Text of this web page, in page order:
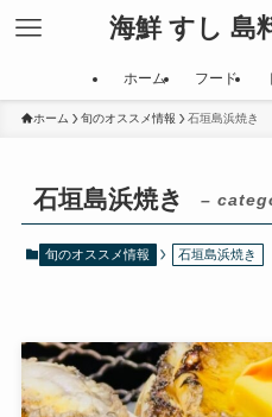
海鮮 すし 島
ホーム フード
ホーム 旬のオススメ情報 石垣島浜焼き
石垣島浜焼き –
旬のオススメ情報 石垣島浜焼き